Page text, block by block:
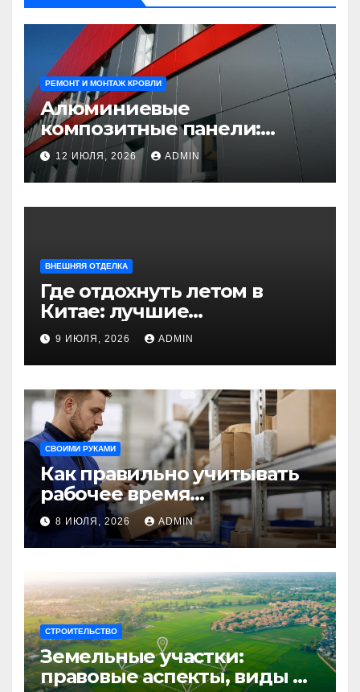
РЕМОНТ И МОНТАЖ КРОВЛИ
Алюминиевые
композитные панели:
универсальное решение
для современного
строительства и дизайна
12 ИЮЛЯ, 2026 ADMIN
ВНЕШНЯЯ ОТДЕЛКА
Где отдохнуть летом в
Китае: лучшие
направления для
незабываемого
путешествия
9 ИЮЛЯ, 2026 ADMIN
СВОИМИ РУКАМИ
Как правильно учитывать
рабочее время
сотрудников: советы для
бизнеса
8 ИЮЛЯ, 2026 ADMIN
СТРОИТЕЛЬСТВО
Земельные участки:
правовые аспекты, виды и